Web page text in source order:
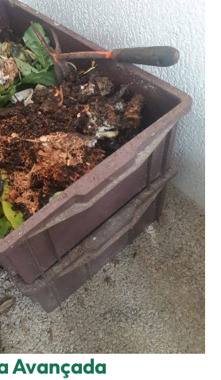
Avançada